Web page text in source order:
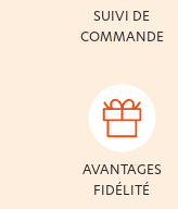
SUIVI DE
COMMANDE
AVANTAGES
FIDÉLITÉ